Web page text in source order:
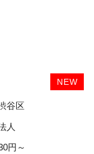
NEW
市
人
円～